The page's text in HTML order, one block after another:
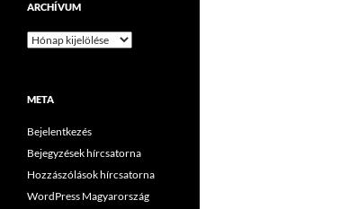
ARCHÍVUM
Archívum
META
Bejelentkezés
Bejegyzések hírcsatorna
Hozzászólások hírcsatorna
WordPress Magyarország